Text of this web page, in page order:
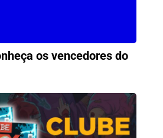
os vencedores do